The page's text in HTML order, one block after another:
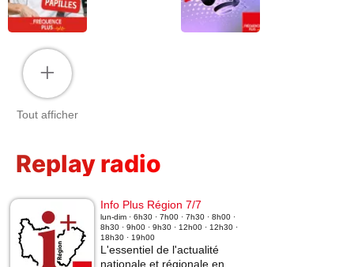
+
Tout afficher
Replay radio
Info Plus Région 7/7
lun-dim · 6h30 · 7h00 · 7h30 · 8h00 ·
8h30 · 9h00 · 9h30 · 12h00 · 12h30 ·
18h30 · 19h00
L'essentiel de l'actualité
nationale et régionale en